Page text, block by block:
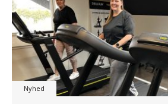
Nyhed